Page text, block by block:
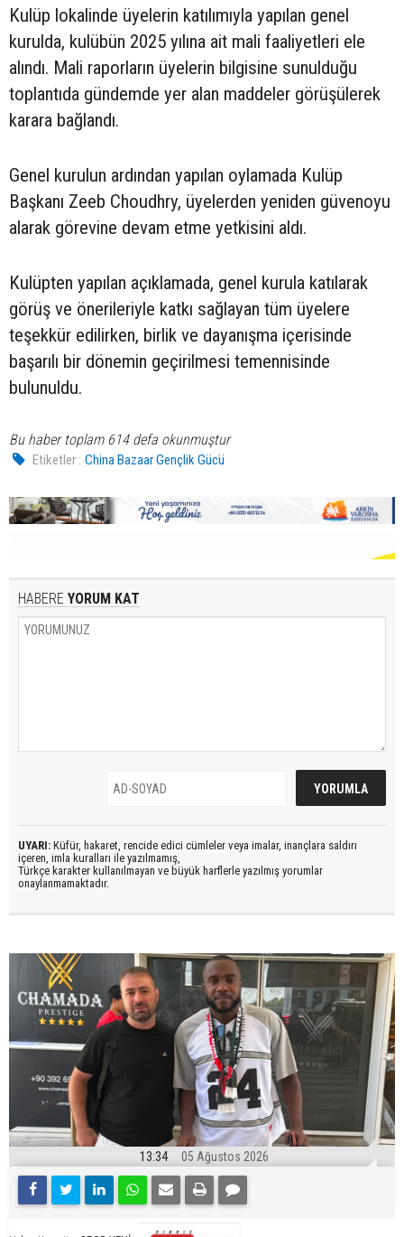
Kulüp lokalinde üyelerin katılımıyla yapılan genel
kurulda, kulübün 2025 yılına ait mali faaliyetleri ele
alındı. Mali raporların üyelerin bilgisine sunulduğu
toplantıda gündemde yer alan maddeler görüşülerek
karara bağlandı.
Genel kurulun ardından yapılan oylamada Kulüp
Başkanı Zeeb Choudhry, üyelerden yeniden güvenoyu
alarak görevine devam etme yetkisini aldı.
Kulüpten yapılan açıklamada, genel kurula katılarak
görüş ve önerileriyle katkı sağlayan tüm üyelere
teşekkür edilirken, birlik ve dayanışma içerisinde
başarılı bir dönemin geçirilmesi temennisinde
bulunuldu.
Bu haber toplam 614 defa okunmuştur
Etiketler : China Bazaar Gençlik Gücü
HABERE YORUM KAT
UYARI: Küfür, hakaret, rencide edici cümleler veya imalar, inançlara saldırı
içeren, imla kuralları ile yazılmamış,
Türkçe karakter kullanılmayan ve büyük harflerle yazılmış yorumlar
onaylanmamaktadır.
13:34 05 Ağustos 2026